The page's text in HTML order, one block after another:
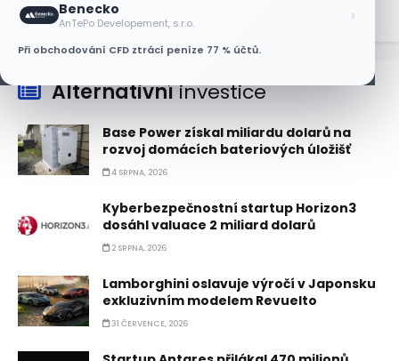
Benecko
AnTePo Developement, s.r.o. ›
Při obchodování CFD ztrácí peníze 77 % účtů.
Alternativníinvestice
Base Power získal miliardu dolarů na
rozvoj domácích bateriových úložišť
4 SRPNA, 2026
Kyberbezpečnostní startup Horizon3
dosáhl valuace 2 miliard dolarů
2 SRPNA, 2026
Lamborghini oslavuje výročí v Japonsku
exkluzivním modelem Revuelto
31 ČERVENCE, 2026